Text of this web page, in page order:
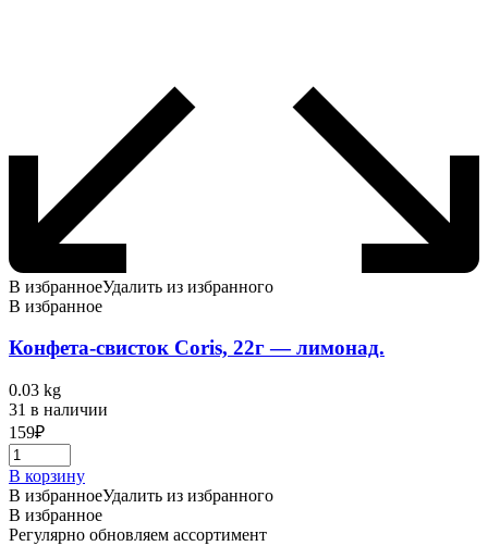
В избранноеУдалить из избранного
В избранное
Конфета-свисток Coris, 22г — лимонад.
0.03 kg
31 в наличии
159₽
В корзину
В избранноеУдалить из избранного
В избранное
Регулярно обновляем ассортимент